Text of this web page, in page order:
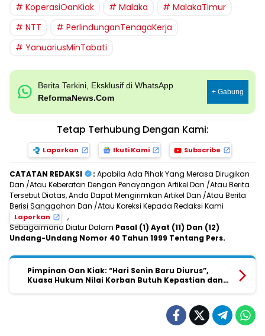
KoperasiOanKiak
Malaka
MalakaTimur
NTT
PerlindunganTenagaKerja
YanuariusMinTabati
Berita Terkini, Eksklusif di WhatsApp
ReformaNews.Com
+ Gabung
Tetap Terhubung Dengan Kami:
Laporkan Ikuti Kami Subscribe
CATATAN REDAKSI : Apabila Ada Pihak Yang Merasa Dirugikan
Dan /Atau Keberatan Dengan Penayangan Artikel Dan /Atau Berita
Tersebut Diatas, Anda Dapat Mengirimkan Artikel Dan /Atau Berita
Berisi Sanggahan Dan /Atau Koreksi Kepada Redaksi Kami
Laporkan
,
Sebagaimana Diatur Dalam Pasal (1) Ayat (11) Dan (12)
Undang-Undang Nomor 40 Tahun 1999 Tentang Pers.
Pimpinan Oan Kiak: “Hari Senin Baru Diurus”,
Kuasa Hukum Nilai Korban Butuh Kepastian dan